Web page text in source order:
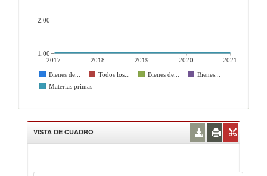
2017 2018 2019 2020
2021
Bienes de...
Todos los... Bienes de...
Bienes...
Materias primas
2.00
1.00
VISTA DE CUADRO